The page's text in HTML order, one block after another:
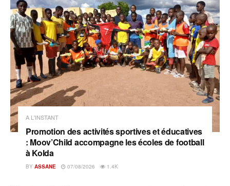
A L'INSTANT
Promotion des activités sportives et éducatives
: Moov’Child accompagne les écoles de football
à Kolda
BY ASSANE 07/08/2026 1.4K